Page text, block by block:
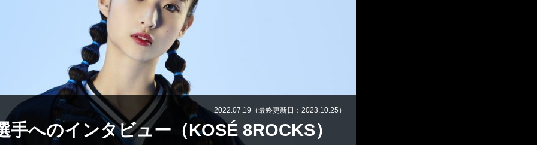
2022.07.19（最終更新日：2023.10.25）
手へのインタビュー（KOSÉ 8ROCKS）